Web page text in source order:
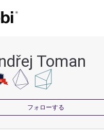
Toman
フォローする